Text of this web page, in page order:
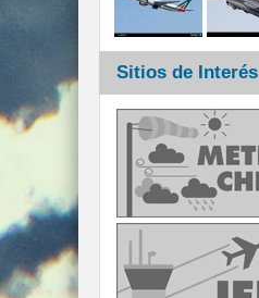
Sitios de Interés